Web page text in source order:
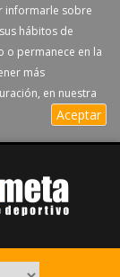
informarle sobre
hábitos de
o permanece en la
más
en nuestra
Aceptar